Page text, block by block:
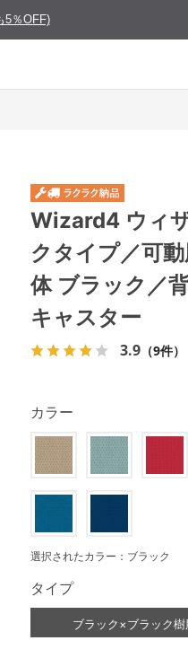
5％OFF)
Wizard4 ウィ
クタイプ／可
体 ブラック／
キャスター
3.9 （9件）
カラー
選択されたカラー：ブラック
タイプ
ブラック×ブラック樹